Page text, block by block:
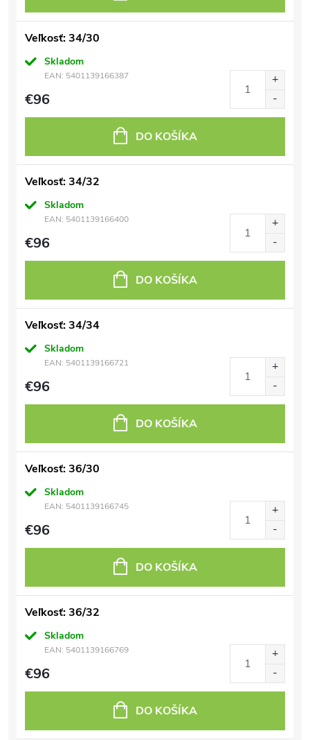
Veľkosť: 34/30
Skladom
EAN: 5401139166387
€96
DO KOŠÍKA
Veľkosť: 34/32
Skladom
EAN: 5401139166400
€96
DO KOŠÍKA
Veľkosť: 34/34
Skladom
EAN: 5401139166721
€96
DO KOŠÍKA
Veľkosť: 36/30
Skladom
EAN: 5401139166745
€96
DO KOŠÍKA
Veľkosť: 36/32
Skladom
EAN: 5401139166769
€96
DO KOŠÍKA